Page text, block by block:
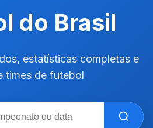
do Brasil
estatísticas completas e
times de futebol